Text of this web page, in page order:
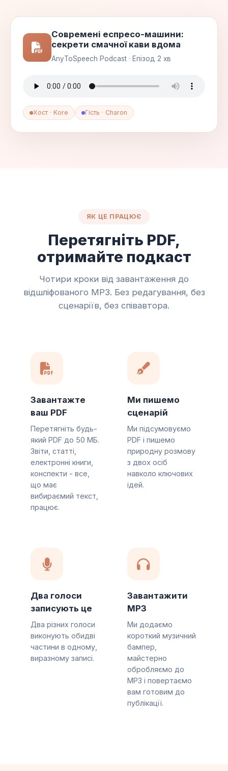
Современі еспресо-машини:
секрети смачної кави вдома
AnyToSpeech Podcast · Епізод 2 хв
Хост · Kore Гість · Charon
ЯК ЦЕ ПРАЦЮЄ
Перетягніть PDF,
отримайте подкаст
Чотири кроки від завантаження до
відшліфованого MP3. Без редагування, без
сценаріїв, без співавтора.
Завантажте
ваш PDF
Перетягніть будь-
який PDF до 50 МБ.
Звіти, статті,
електронні книги,
конспекти - все,
що має
вибираємий текст,
працює.
Ми пишемо
сценарій
Ми підсумовуємо
PDF і пишемо
природну розмову
з двох осіб
навколо ключових
ідей.
Два голоси
записують це
Два різних голоси
виконують обидві
частини в одному,
виразному записі.
Завантажити
MP3
Ми додаємо
короткий музичний
бампер,
майстерно
обробляємо до
MP3 і повертаємо
вам готовим до
публікації.